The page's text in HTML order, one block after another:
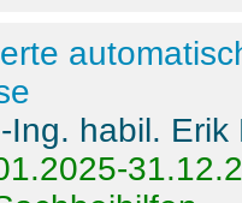
Ing. habil. Erik